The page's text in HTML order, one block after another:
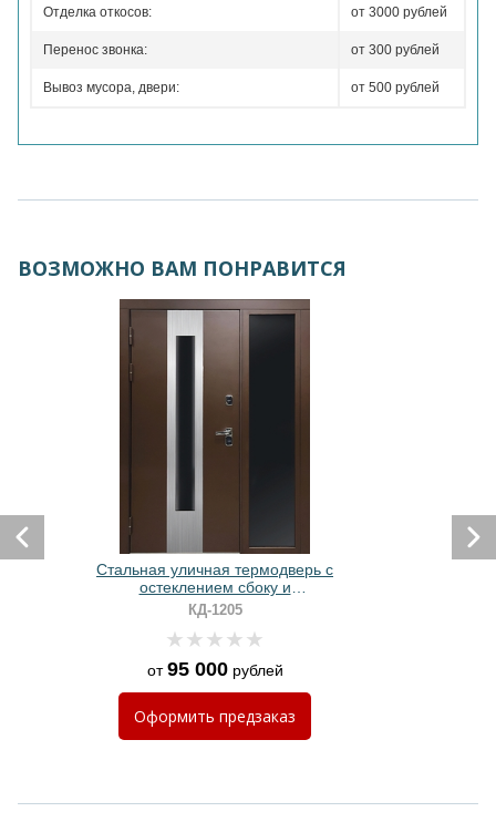
Отделка откосов: от 3000 рублей
Перенос звонка: от 300 рублей
Вывоз мусора, двери: от 500 рублей
ВОЗМОЖНО ВАМ ПОНРАВИТСЯ
Стальная уличная термодверь с
остеклением сбоку и
полимерной покраской в
коричневый цвет
КД-1205
от95 000рублей
Оформить предзаказ